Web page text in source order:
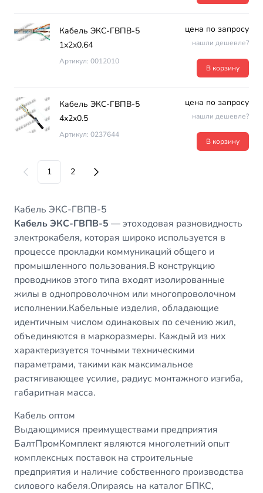
Кабель ЭКС-ГВПВ-5
1х2х0.64
Артикул: 0012010
цена по запросу
нашли дешевле?
В корзину
Кабель ЭКС-ГВПВ-5
4х2х0.5
Артикул: 0237644
цена по запросу
нашли дешевле?
В корзину
1 2
Кабель ЭКС-ГВПВ-5
Кабель ЭКС-ГВПВ-5 — этоходовая разновидность
электрокабеля, которая широко используется в
процессе прокладки коммуникаций общего и
промышленного пользования.В конструкцию
проводников этого типа входят изолированные
жилы в однопроволочном или многопроволочном
исполнении.Кабельные изделия, обладающие
идентичным числом одинаковых по сечению жил,
объединяются в маркоразмеры. Каждый из них
характеризуется точными техническими
параметрами, такими как максимальное
растягивающее усилие, радиус монтажного изгиба,
габаритная масса.
Кабель оптом
Выдающимися преимуществами предприятия
БалтПромКомплект являются многолетний опыт
комплексных поставок на строительные
предприятия и наличие собственного производства
силового кабеля.Опираясь на каталог БПКС,